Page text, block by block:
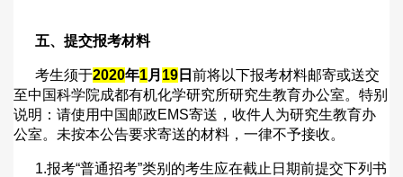
五、提交报考材料
考生须于2020年1月 19 日 前将以下报考材料邮寄或送交
至中国科学院成都有机化学研究所研究生教育办公室。特别
说明：请使用中国邮政EMS寄送，收件人为研究生教育办
公室。未按本公告要求寄送的材料，一律不予接收。
1.报考“普通招考”类别的考生应在截止日期前提交下列书